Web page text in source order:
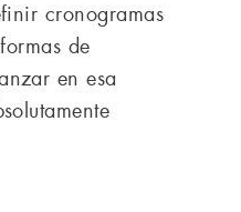
cronogramas
de
en esa